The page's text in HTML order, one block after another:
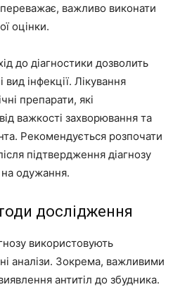
важливо виконати
оцінки.
до діагностики дозволить
інфекції. Лікування
препарати, які
важкості захворювання та
Рекомендується розпочати
підтвердження діагнозу
одужання.
дослідження
використовують
аналізи. Зокрема, важливими
антитіл до збудника.